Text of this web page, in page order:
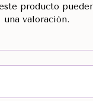
producto
una valoración.